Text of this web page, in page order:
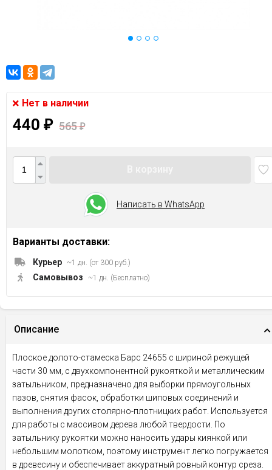
Нет в наличии
440 ₽ 565₽
Написать в WhatsApp
Варианты доставки:
Курьер ~1 дн. (от 300 руб.)
Самовывоз ~1 дн. (Бесплатно)
Описание
Плоское долото-стамеска Барс 24655 с шириной режущей
части 30 мм, с двухкомпонентной рукояткой и металлическим
затыльником, предназначено для выборки прямоугольных
пазов, снятия фасок, обработки шиповых соединений и
выполнения других столярно-плотницких работ. Используется
для работы с массивом дерева любой твердости. По
затыльнику рукоятки можно наносить удары киянкой или
небольшим молотком, поэтому инструмент легко погружается
в древесину и обеспечивает аккуратный ровный контур среза.